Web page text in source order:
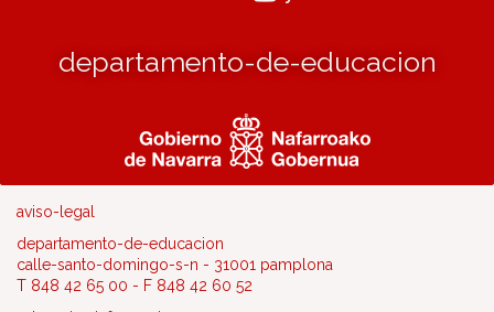
departamento-de-educacion
aviso-legal
departamento-de-educacion
calle-santo-domingo-s-n - 31001 pamplona
T 848 42 65 00 - F 848 42 60 52